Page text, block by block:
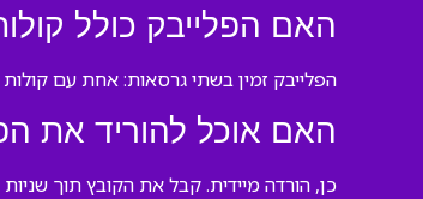
האם הפלייבק כולל
הפלייבק זמין בשתי גרסאות: אחת עם
האם אוכל להוריד את
כן, הורדה מיידית. קבל את הקובץ תוך שניות